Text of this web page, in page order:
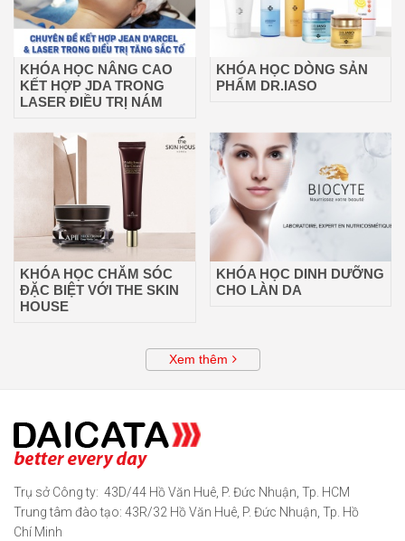
KHÓA HỌC NÂNG CAO
KẾT HỢP JDA TRONG
LASER ĐIỀU TRỊ NÁM
KHÓA HỌC DÒNG SẢN
PHẨM DR.IASO
KHÓA HỌC CHĂM SÓC
ĐẶC BIỆT VỚI THE SKIN
HOUSE
KHÓA HỌC DINH DƯỠNG
CHO LÀN DA
Xem thêm
Trụ sở Công ty: 43D/44 Hồ Văn Huê, P. Đức Nhuận, Tp. HCM
Trung tâm đào tạo: 43R/32 Hồ Văn Huê, P. Đức Nhuận, Tp. Hồ
Chí Minh